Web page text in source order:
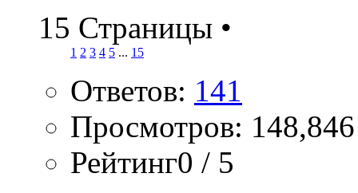
15 Страницы •
1 2 3 4 5 ... 15
Ответов: 141
Просмотров: 148,846
Рейтинг0 / 5